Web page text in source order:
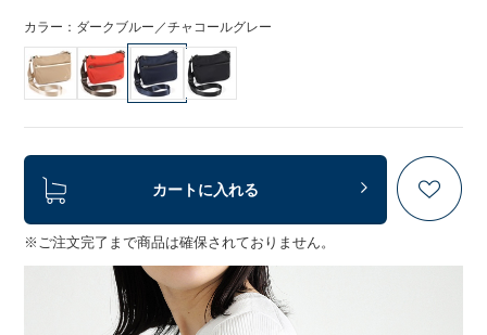
カラー：ダークブルー／チャコールグレー
カートに入れる
※ご注文完了まで商品は確保されておりません。